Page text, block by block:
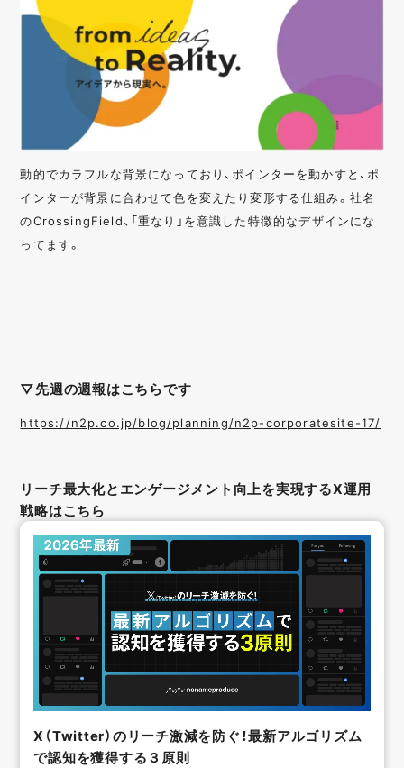
動的でカラフルな背景になっており、ポインターを動かすと、ポ
インターが背景に合わせて色を変えたり変形する仕組み。社名
のCrossingField、「重なり」を意識した特徴的なデザインにな
ってます。
▽先週の週報はこちらです
https://n2p.co.jp/blog/planning/n2p-corporatesite-17/
リーチ最大化とエンゲージメント向上を実現するX運用
戦略はこちら
X（Twitter）のリーチ激減を防ぐ！最新アルゴリズム
で認知を獲得する３原則